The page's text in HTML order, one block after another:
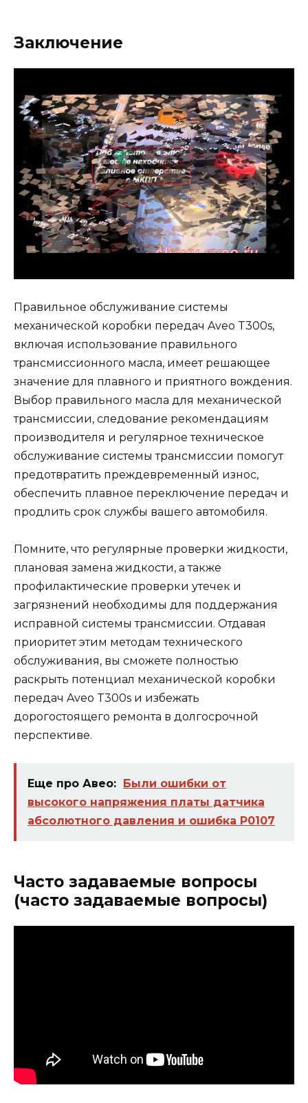
Заключение
Правильное обслуживание системы
механической коробки передач Aveo T300s,
включая использование правильного
трансмиссионного масла, имеет решающее
значение для плавного и приятного вождения.
Выбор правильного масла для механической
трансмиссии, следование рекомендациям
производителя и регулярное техническое
обслуживание системы трансмиссии помогут
предотвратить преждевременный износ,
обеспечить плавное переключение передач и
продлить срок службы вашего автомобиля.
Помните, что регулярные проверки жидкости,
плановая замена жидкости, а также
профилактические проверки утечек и
загрязнений необходимы для поддержания
исправной системы трансмиссии. Отдавая
приоритет этим методам технического
обслуживания, вы сможете полностью
раскрыть потенциал механической коробки
передач Aveo T300s и избежать
дорогостоящего ремонта в долгосрочной
перспективе.
Еще про Авео: Были ошибки от
высокого напряжения платы датчика
абсолютного давления и ошибка P0107
Часто задаваемые вопросы
(часто задаваемые вопросы)